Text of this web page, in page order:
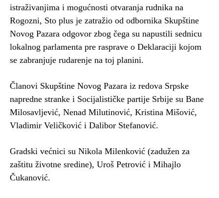
istraživanjima i mogućnosti otvaranja rudnika na
Rogozni, Sto plus je zatražio od odbornika Skupštine
Novog Pazara odgovor zbog čega su napustili sednicu
lokalnog parlamenta pre rasprave o Deklaraciji kojom
se zabranjuje rudarenje na toj planini.
Članovi Skupštine Novog Pazara iz redova Srpske
napredne stranke i Socijalističke partije Srbije su Bane
Milosavljević, Nenad Milutinović, Kristina Mišović,
Vladimir Veličković i Dalibor Stefanović.
Gradski većnici su Nikola Milenković (zadužen za
zaštitu životne sredine), Uroš Petrović i Mihajlo
Čukanović.